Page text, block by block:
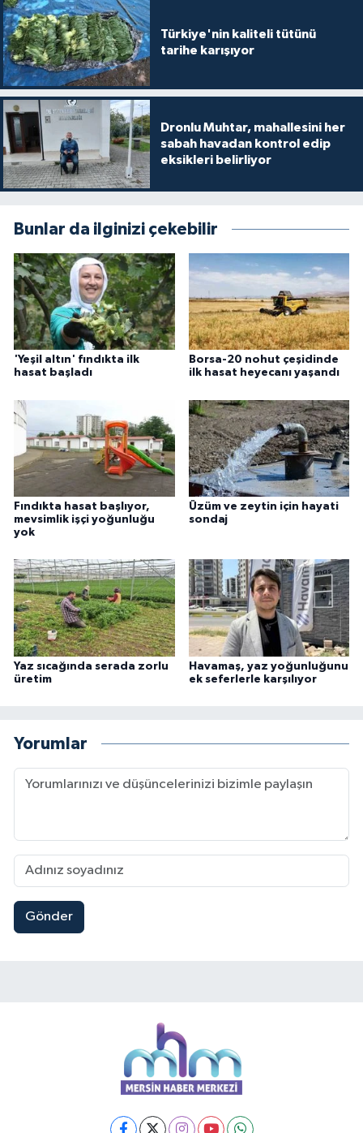
Türkiye'nin kaliteli tütünü
tarihe karışıyor
Dronlu Muhtar, mahallesini her
sabah havadan kontrol edip
eksikleri belirliyor
Bunlar da ilginizi çekebilir
'Yeşil altın' fındıkta ilk
hasat başladı
Borsa-20 nohut çeşidinde
ilk hasat heyecanı yaşandı
Fındıkta hasat başlıyor,
mevsimlik işçi yoğunluğu
yok
Üzüm ve zeytin için hayati
sondaj
Yaz sıcağında serada zorlu
üretim
Havamaş, yaz yoğunluğunu
ek seferlerle karşılıyor
Yorumlar
Gönder